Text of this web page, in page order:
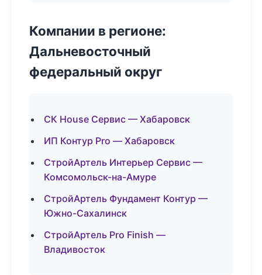
Компании в регионе:
Дальневосточный
федеральный округ
СК House Сервис — Хабаровск
ИП Контур Pro — Хабаровск
СтройАртель Интерьер Сервис —
Комсомольск-на-Амуре
СтройАртель Фундамент Контур —
Южно-Сахалинск
СтройАртель Pro Finish —
Владивосток